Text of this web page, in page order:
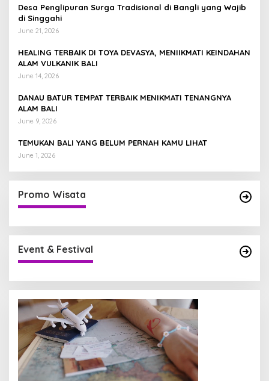
Desa Penglipuran Surga Tradisional di Bangli yang Wajib
di Singgahi
June 21, 2026
HEALING TERBAIK DI TOYA DEVASYA, MENIIKMATI KEINDAHAN
ALAM VULKANIK BALI
June 14, 2026
DANAU BATUR TEMPAT TERBAIK MENIKMATI TENANGNYA
ALAM BALI
June 9, 2026
TEMUKAN BALI YANG BELUM PERNAH KAMU LIHAT
June 1, 2026
Promo Wisata
Event & Festival